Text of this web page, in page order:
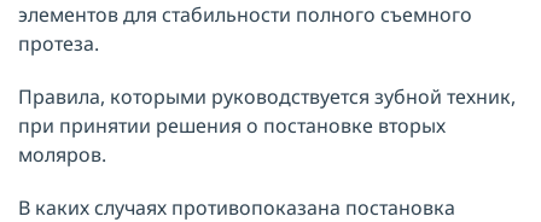
элементов для стабильности полного съемного
протеза.
Правила, которыми руководствуется зубной техник,
при принятии решения о постановке вторых
моляров.
В каких случаях противопоказана постановка